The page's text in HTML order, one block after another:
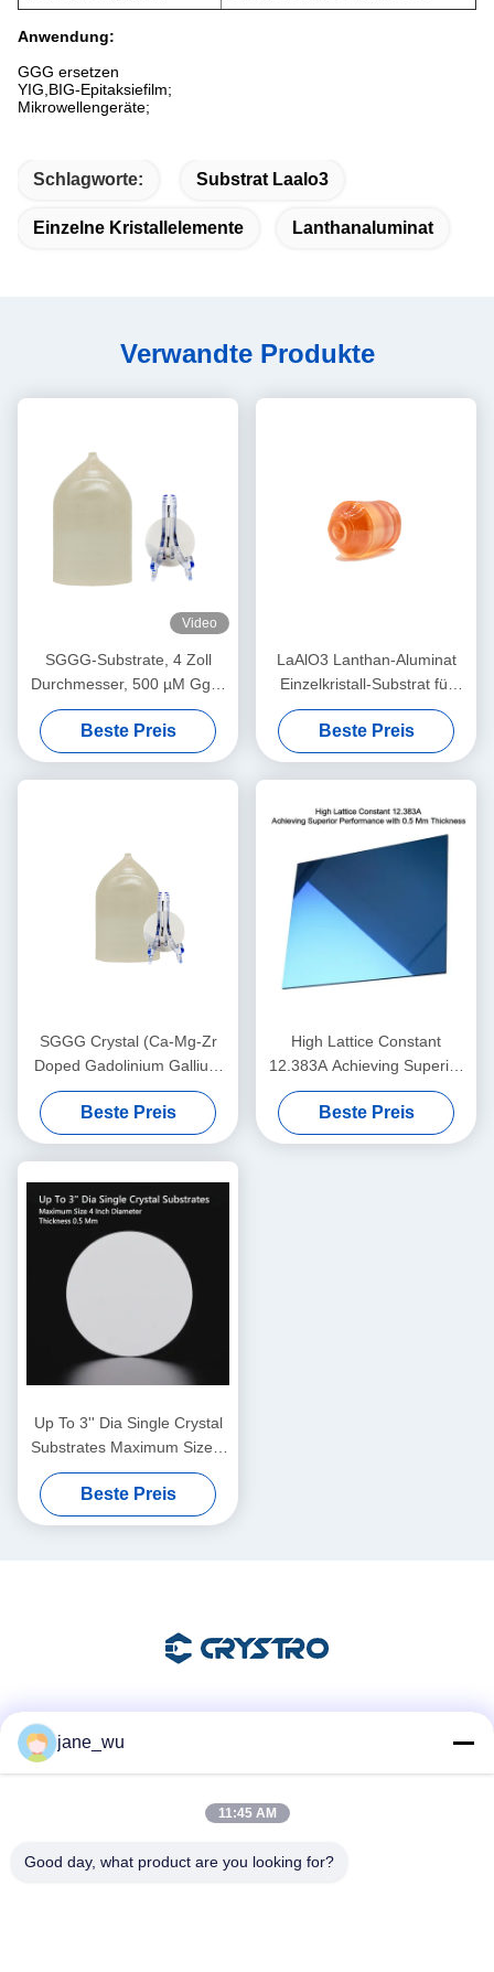
Anwendung:
GGG ersetzen
YIG,BIG-Epitaksiefilm;
Mikrowellengeräte;
Schlagworte: Substrat Laalo3
Einzelne Kristallelemente Lanthanaluminat
Verwandte Produkte
Video
SGGG-Substrate, 4 Zoll
Durchmesser, 500 µM Ggg-
Gadolinium-Gallium-Granat-
Substrate
Beste Preis
LaAlO3 Lanthan-Aluminat
Einzelkristall-Substrat für
hochtemperaturfähige
Supraleiter und riesige
Magnetwiderstands-
Dünnfilm
Beste Preis
SGGG Crystal (Ca-Mg-Zr
Doped Gadolinium Gallium
Garnet), professionelles
Substratmaterial, speziell für
das epitaxielle Wachstum
von dünnen Folien von
Bismuth-Eisengarnet
angewendet
Beste Preis
High Lattice Constant
12.383A Achieving Superior
Performance with 0.5 Mm
Thickness
Beste Preis
Up To 3'' Dia Single Crystal
Substrates Maximum Size 4
Inch Diameter Thickness 0.5
Mm
Beste Preis
jane_wu
11:45 AM
Good day, what product are you looking for?